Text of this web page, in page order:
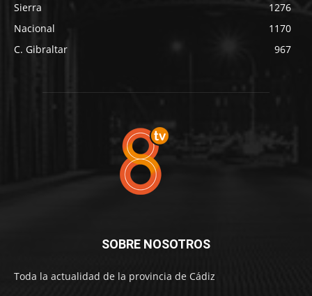
Sierra
1276
Nacional
1170
C. Gibraltar
967
SOBRE NOSOTROS
Toda la actualidad de la provincia de Cádiz